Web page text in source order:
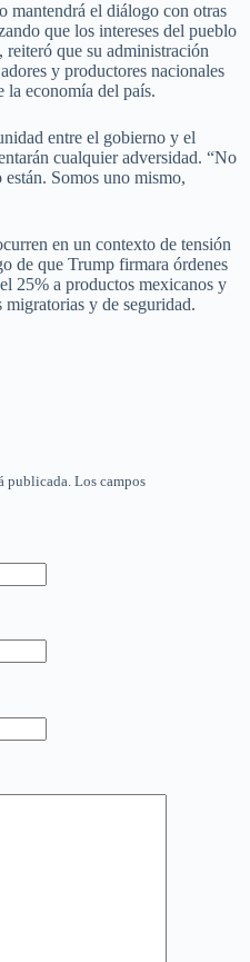
mantendrá el diálogo con otras
que los intereses del pueblo
reiteró que su administración
y productores nacionales
la economía del país.
entre el gobierno y el
cualquier adversidad. “No
Somos uno mismo,
en un contexto de tensión
de que Trump firmara órdenes
25% a productos mexicanos y
migratorias y de seguridad.
publicada. Los campos